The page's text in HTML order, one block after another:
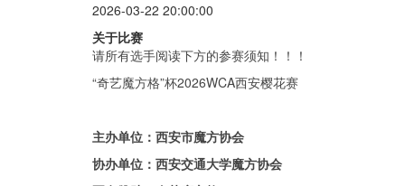
SQ1
智能魔方
+
2026-03-22 20:00:00
关于比赛
请所有选手阅读下方的参赛须知！！！
“奇艺魔方格”杯2026WCA西安樱花赛
主办单位：西安市魔方协会
协办单位：西安交通大学魔方协会